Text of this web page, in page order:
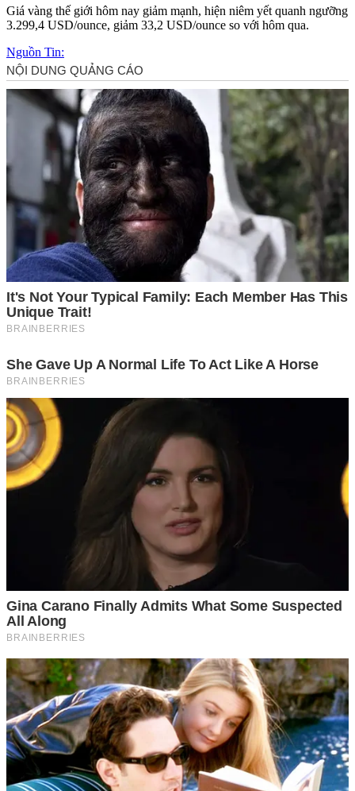
Giá vàng thế giới hôm nay giảm mạnh, hiện niêm yết quanh ngưỡng
3.299,4 USD/ounce, giảm 33,2 USD/ounce so với hôm qua.
Nguồn Tin: